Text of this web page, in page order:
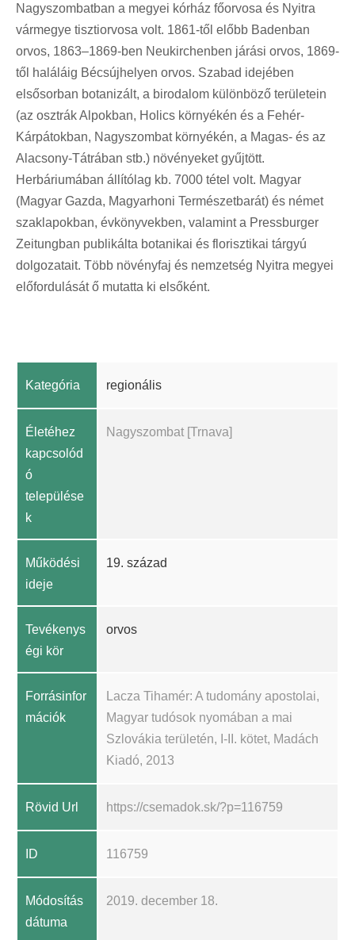
Nagyszombatban a megyei kórház főorvosa és Nyitra
vármegye tisztiorvosa volt. 1861-től előbb Badenban
orvos, 1863–1869-ben Neukirchenben járási orvos, 1869-
től haláláig Bécsújhelyen orvos. Szabad idejében
elsősorban botanizált, a birodalom különböző területein
(az osztrák Alpokban, Holics környékén és a Fehér-
Kárpátokban, Nagyszombat környékén, a Magas- és az
Alacsony-Tátrában stb.) növényeket gyűjtött.
Herbáriumában állítólag kb. 7000 tétel volt. Magyar
(Magyar Gazda, Magyarhoni Természetbarát) és német
szaklapokban, évkönyvekben, valamint a Pressburger
Zeitungban publikálta botanikai és florisztikai tárgyú
dolgozatait. Több növényfaj és nemzetség Nyitra megyei
előfordulását ő mutatta ki elsőként.
Kategória regionális
Életéhez
kapcsolód
ó
települése
k
Nagyszombat [Trnava]
Működési
ideje
19. század
Tevékenys
égi kör
orvos
Forrásinfor
mációk
Lacza Tihamér: A tudomány apostolai,
Magyar tudósok nyomában a mai
Szlovákia területén, I-II. kötet, Madách
Kiadó, 2013
Rövid Url https://csemadok.sk/?p=116759
ID 116759
Módosítás
dátuma
2019. december 18.